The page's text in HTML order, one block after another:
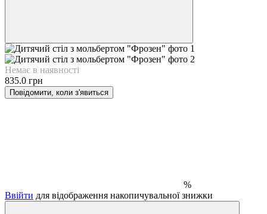
Немає в наявності
835.0 грн
Повідомити, коли з'явиться
%
Ввійти для відображення накопичувальної знижки